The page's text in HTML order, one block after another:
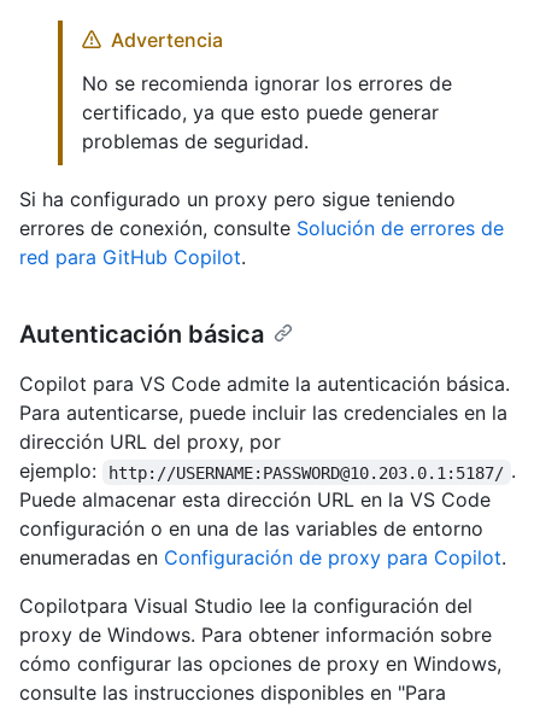
Advertencia
No se recomienda ignorar los errores de
certificado, ya que esto puede generar
problemas de seguridad.
Si ha configurado un proxy pero sigue teniendo
errores de conexión, consulte Solución de errores de
red para GitHub Copilot.
Autenticación básica
Copilot para VS Code admite la autenticación básica.
Para autenticarse, puede incluir las credenciales en la
dirección URL del proxy, por
ejemplo:
http://USERNAME:PASSWORD@10.203.0.1:5187/ .
Puede almacenar esta dirección URL en la VS Code
configuración o en una de las variables de entorno
enumeradas en Configuración de proxy para Copilot.
Copilotpara Visual Studio lee la configuración del
proxy de Windows. Para obtener información sobre
cómo configurar las opciones de proxy en Windows,
consulte las instrucciones disponibles en "Para